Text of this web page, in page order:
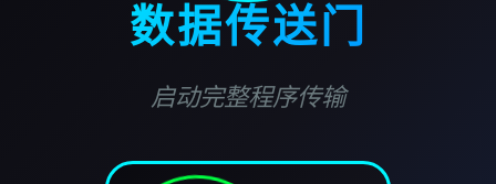
数据传送门
启动完整程序传输